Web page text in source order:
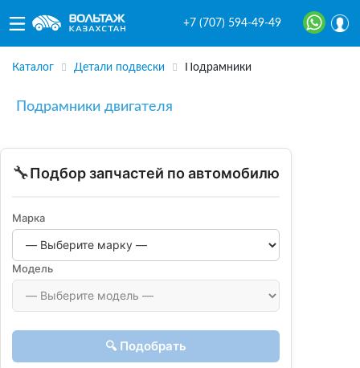
+7 (707) 594-49-49
Каталог Детали подвески Подрамники
Подрамники двигателя
🔧Подбор запчастей по автомобилю
Марка
Модель
🔍 Подобрать